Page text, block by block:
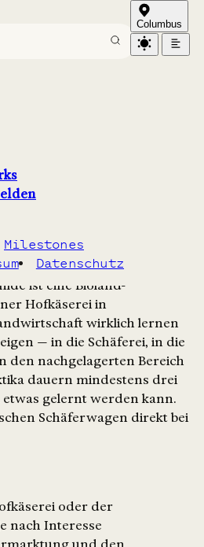
Milestones
Datenschutz
Columbus
bietet Praktikumsplätze ab
Schäferei — Kost und Logis
ideal für
ist eine Bioland-
Hofkäserei in
wirklich lernen
— in die Schäferei, in die
den nachgelagerten Bereich
dauern mindestens drei
gelernt werden kann.
Schäferwagen direkt bei
oder der
nach Interesse